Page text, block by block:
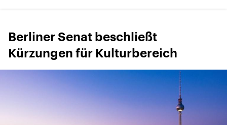
Berliner Senat beschließt
Kürzungen für Kulturbereich